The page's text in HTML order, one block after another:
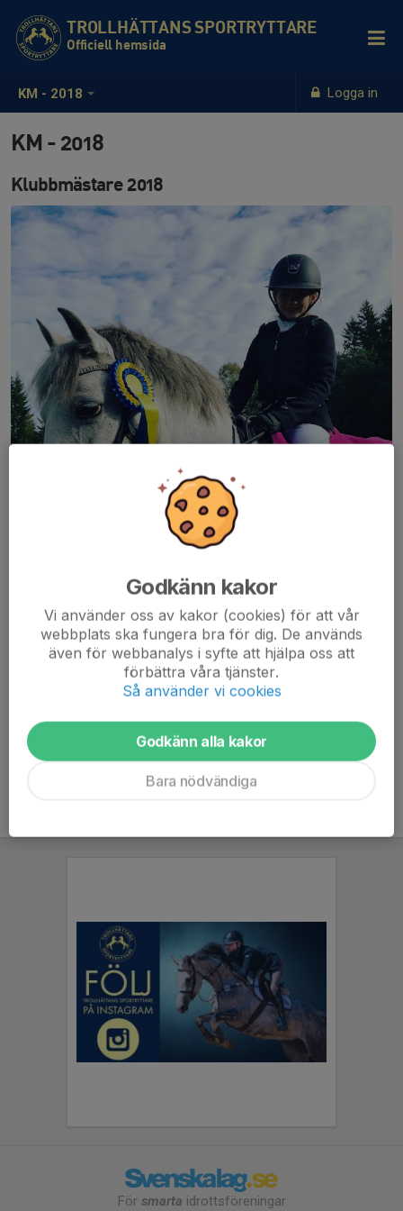
KM - 2018 Logga in
TROLLHÄTTANS SPORTRYTTARE
Officiell hemsida
KM - 2018
Klubbmästare 2018
KM - Hoppning häst
Linnea Gustavsson
Lindén
ponny
Elsa Lundblad
häst
Malin Ramne
KM - Dressyr
ponny Tindra Lindén
För smarta idrottsföreningar
Godkänn kakor
Vi använder oss av kakor (cookies) för att vår
webbplats ska fungera bra för dig. De används
även för webbanalys i syfte att hjälpa oss att
förbättra våra tjänster.
Så använder vi cookies
Godkänn alla kakor
Bara nödvändiga